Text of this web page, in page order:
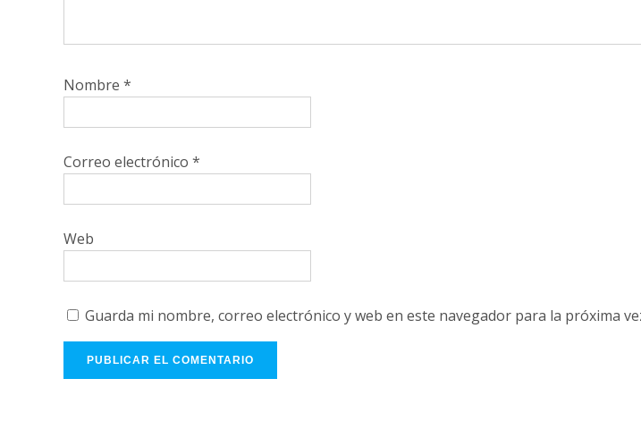
Nombre *
Correo electrónico *
Web
Guarda mi nombre, correo electrónico y web en este navegador para la próxima